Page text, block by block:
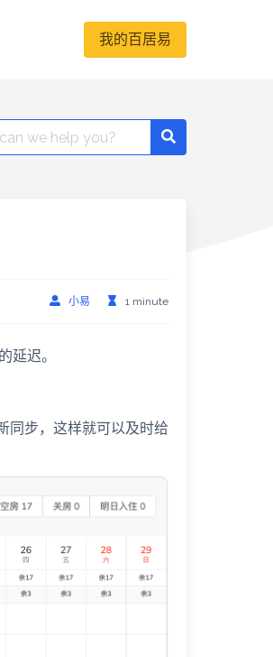
我的百居易
小易 1 minute
延迟。
同步，这样就可以及时给